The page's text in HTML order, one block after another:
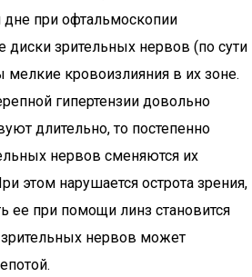
дне при офтальмоскопии
диски зрительных нервов (по сути
мелкие кровоизлияния в их зоне.
гипертензии довольно
длительно, то постепенно
нервов сменяются их
этом нарушается острота зрения,
ее при помощи линз становится
нервов может